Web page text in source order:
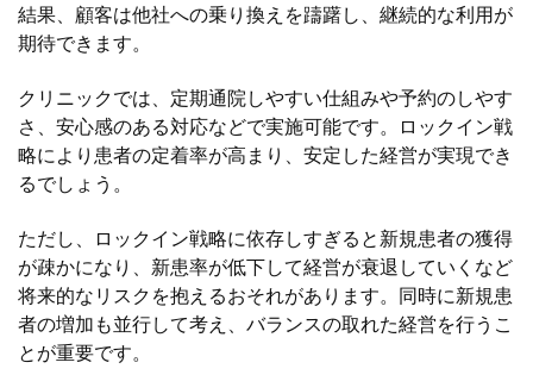
結果、顧客は他社への乗り換えを躊躇し、継続的な利用が
期待できます。
クリニックでは、定期通院しやすい仕組みや予約のしやす
さ、安心感のある対応などで実施可能です。ロックイン戦
略により患者の定着率が高まり、安定した経営が実現でき
るでしょう。
ただし、ロックイン戦略に依存しすぎると新規患者の獲得
が疎かになり、新患率が低下して経営が衰退していくなど
将来的なリスクを抱えるおそれがあります。同時に新規患
者の増加も並行して考え、バランスの取れた経営を行うこ
とが重要です。